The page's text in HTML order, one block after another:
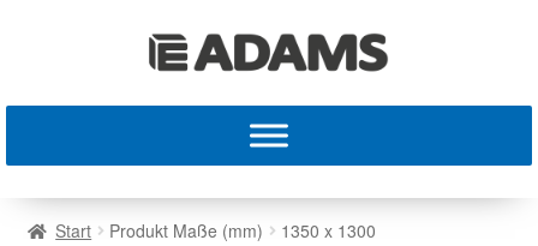
Start Produkt Maße (mm) 1350 x 1300